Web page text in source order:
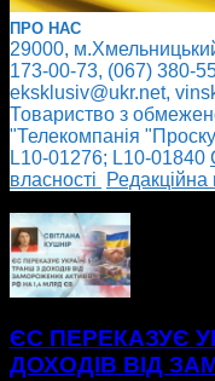
ПРО НАС
29000,
173-00-73, (067) 380-
eksklusiv@ukr.net,
Товариство з
"Телекомпанія
L10-01276; L10-01840
власності
Редакційна
ЄС ПЕРЕКАЗУЄ
ДОХОДІВ ВІД